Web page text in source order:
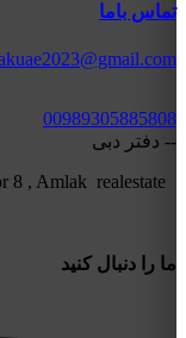
تماس باما
00989305885808
-- دفتر دبی
8 , Amlak realestate
ما را دنبال کنید